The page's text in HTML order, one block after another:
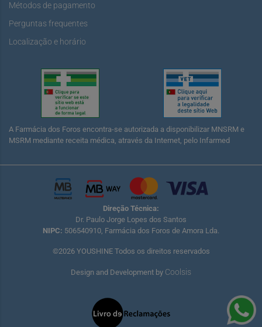
Métodos de pagamento
Perguntas frequentes
Localização e horário
A Farmácia dos Foros encontra-se autorizada a disponibilizar MNSRM e
MSRM mediante receita médica, através da Internet, pelo Infarmed
Direção Técnica:
Dr. Paulo Jorge Lopes dos Santos
NIPC: 506540910, Farmácia dos Foros de Amora Lda.
©2026 YOUSHINE Todos os direitos reservados
Design and Development by Coolsis